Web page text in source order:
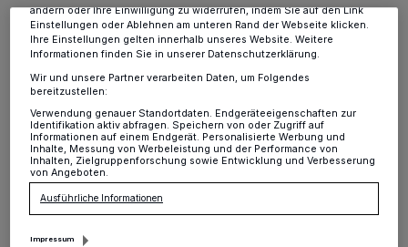
Alt-Erkrath·Die St. Sebastianus Bruderschaft Erkrath
veranstaltet für alle Bruderschaften des Bezirkes
Niederberg und die dazugehörigen Pfarrgemeinden am
Vorabend des Christkönigssonntags, einen
Vortragsabend als „Glaubens-Update“.
09.11.2022 , 14:45 Uhr Eine Minute Lesezeit
ändern oder Ihre Einwilligung zu widerrufen, indem Sie auf den Link
Einstellungen oder Ablehnen am unteren Rand der Webseite klicken.
Ihre Einstellungen gelten innerhalb unseres Website. Weitere
Informationen finden Sie in unserer Datenschutzerklärung.
Wir und unsere Partner verarbeiten Daten, um Folgendes
bereitzustellen:
Verwendung genauer Standortdaten. Endgeräteeigenschaften zur
Identifikation aktiv abfragen. Speichern von oder Zugriff auf
Informationen auf einem Endgerät. Personalisierte Werbung und
Inhalte, Messung von Werbeleistung und der Performance von
Inhalten, Zielgruppenforschung sowie Entwicklung und Verbesserung
von Angeboten.
Ausführliche Informationen
Impressum